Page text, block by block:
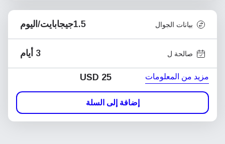
بيانات الجوال 1.5جيجابايت/اليوم
صالحة ل 3 أيام
مزيد من المعلومات USD 25
إضافة إلى السلة